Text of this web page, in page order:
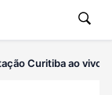
Curitiba ao vivo